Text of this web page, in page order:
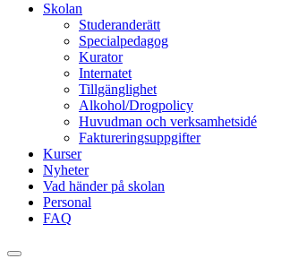
Skolan
Studeranderätt
Specialpedagog
Kurator
Internatet
Tillgänglighet
Alkohol/Drogpolicy
Huvudman och verksamhetsidé
Faktureringsuppgifter
Kurser
Nyheter
Vad händer på skolan
Personal
FAQ